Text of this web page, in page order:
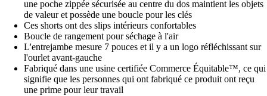
une poche zippée sécurisée au centre du dos maintient les objets
de valeur et possède une boucle pour les clés
Ces shorts ont des slips intérieurs confortables
Boucle de rangement pour séchage à l'air
L'entrejambe mesure 7 pouces et il y a un logo réfléchissant sur
l'ourlet avant-gauche
Fabriqué dans une usine certifiée Commerce Équitable™, ce qui
signifie que les personnes qui ont fabriqué ce produit ont reçu
une prime pour leur travail